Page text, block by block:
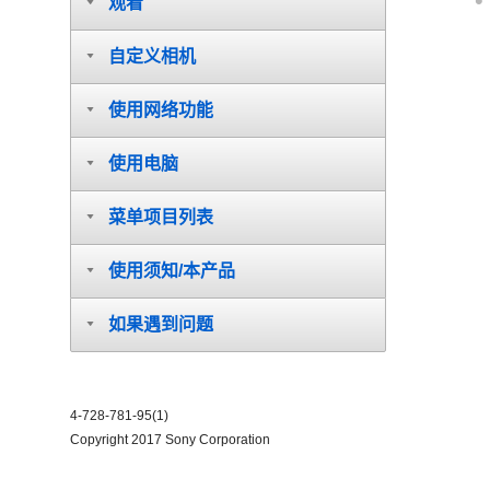
自定义相机
使用网络功能
使用电脑
菜单项目列表
使用须知/本产品
如果遇到问题
4-728-781-95(1)
Copyright 2017 Sony Corporation